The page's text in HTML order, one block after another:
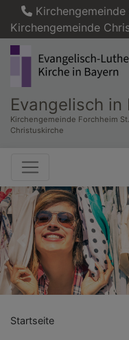
Direkt
zum
Inhalt
Kirchengemeinde
Kirchengemeinde
Evangelisch in
Kirchengemeinde Forchheim
Christuskirche
Previous
Startseite